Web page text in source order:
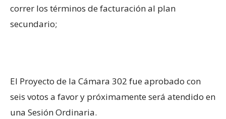
correr los términos de facturación al plan
secundario;
El Proyecto de la Cámara 302 fue aprobado con
seis votos a favory próximamente será atendido en
una Sesión Ordinaria.